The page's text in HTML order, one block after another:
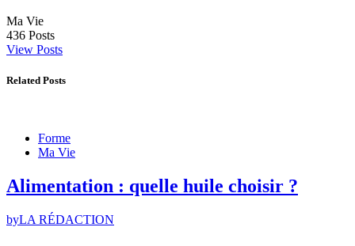
Ma Vie
436 Posts
View Posts
Related Posts
Forme
Ma Vie
Alimentation : quelle huile choisir ?
byLA RÉDACTION